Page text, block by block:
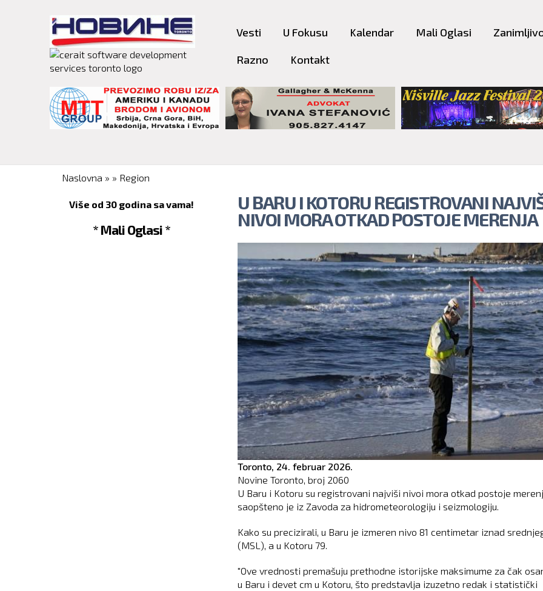
content
Vesti U Fokusu Kalendar Mali Oglasi
Razno Kontakt
You are here
Naslovna » » Region
Više od 30 godina sa vama!
* Mali Oglasi *
U BARU I KOTORU REGISTROVANI
NIVOI MORA OTKAD POSTOJE MERENJA
Toronto, 24. februar 2026.
Novine Toronto, broj 2060
U Baru i Kotoru su registrovani najviši nivoi mora otkad postoje
saopšteno je iz Zavoda za hidrometeorologiju i seizmologiju.
Kako su precizirali, u Baru je izmeren nivo 81 centimetar iznad
(MSL), a u Kotoru 79.
"Ove vrednosti premašuju prethodne istorijske maksimume za čak
u Baru i devet cm u Kotoru, što predstavlja izuzetno redak i statistički